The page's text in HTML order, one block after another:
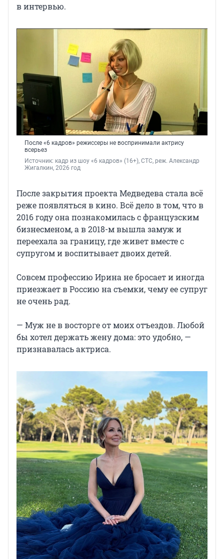
в интервью.
После «6 кадров» режиссеры не воспринимали актрису
всерьез
Источник: кадр из шоу «6 кадров» (16+), СТС, реж. Александр
Жигалкин, 2026 год
После закрытия проекта Медведева стала всё
реже появляться в кино. Всё дело в том, что в
2016 году она познакомилась с французским
бизнесменом, а в 2018-м вышла замуж и
переехала за границу, где живет вместе с
супругом и воспитывает двоих детей.
Совсем профессию Ирина не бросает и иногда
приезжает в Россию на съемки, чему ее супруг
не очень рад.
— Муж не в восторге от моих отъездов. Любой
бы хотел держать жену дома: это удобно, —
признавалась актриса.